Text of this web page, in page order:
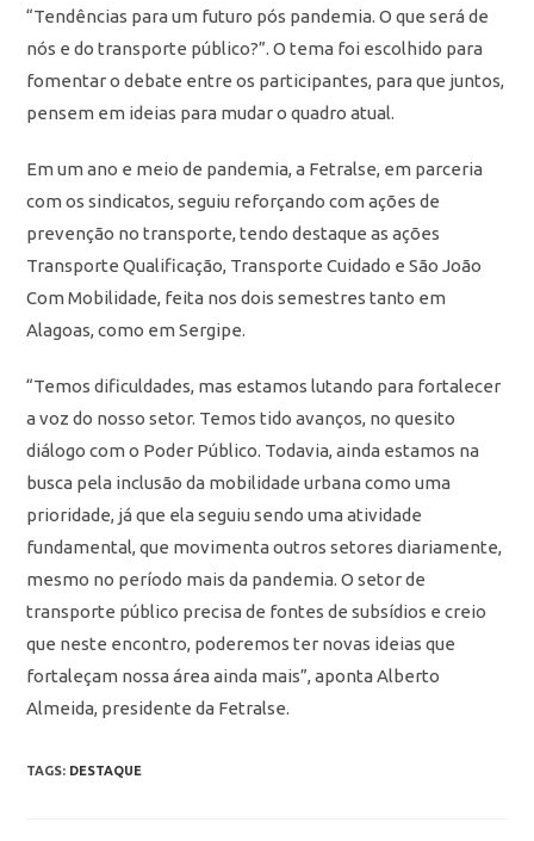
“Tendências para um futuro pós pandemia. O que será de
nós e do transporte público?”. O tema foi escolhido para
fomentar o debate entre os participantes, para que juntos,
pensem em ideias para mudar o quadro atual.
Em um ano e meio de pandemia, a Fetralse, em parceria
com os sindicatos, seguiu reforçando com ações de
prevenção no transporte, tendo destaque as ações
Transporte Qualificação, Transporte Cuidado e São João
Com Mobilidade, feita nos dois semestres tanto em
Alagoas, como em Sergipe.
“Temos dificuldades, mas estamos lutando para fortalecer
a voz do nosso setor. Temos tido avanços, no quesito
diálogo com o Poder Público. Todavia, ainda estamos na
busca pela inclusão da mobilidade urbana como uma
prioridade, já que ela seguiu sendo uma atividade
fundamental, que movimenta outros setores diariamente,
mesmo no período mais da pandemia. O setor de
transporte público precisa de fontes de subsídios e creio
que neste encontro, poderemos ter novas ideias que
fortaleçam nossa área ainda mais”, aponta Alberto
Almeida, presidente da Fetralse.
TAGS: DESTAQUE